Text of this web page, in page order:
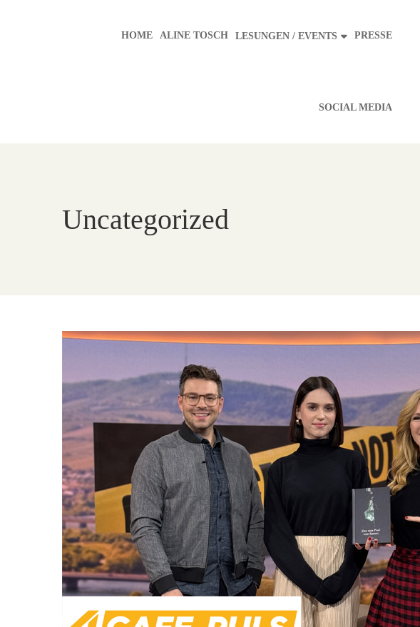
HOME ALINE TOSCH LESUNGEN / EVENTS PRESSE
SOCIAL MEDIA
Uncategorized